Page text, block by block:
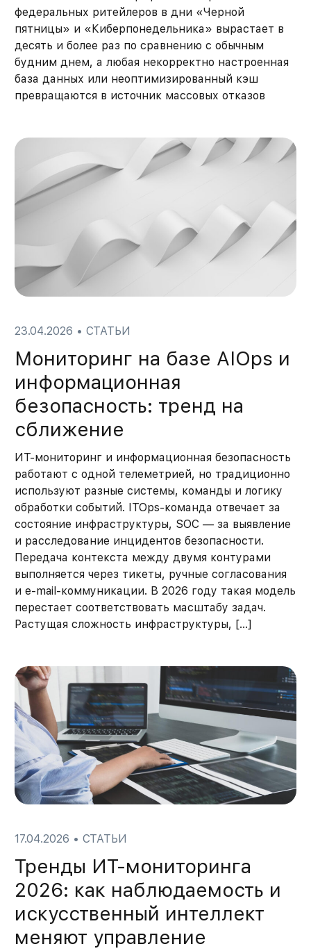
федеральных ритейлеров в дни «Черной
пятницы» и «Киберпонедельника» вырастает в
десять и более раз по сравнению с обычным
будним днем, а любая некорректно настроенная
база данных или неоптимизированный кэш
превращаются в источник массовых отказов
23.04.2026 • СТАТЬИ
Мониторинг на базе AIOps и
информационная
безопасность: тренд на
сближение
ИТ-мониторинг и информационная безопасность
работают с одной телеметрией, но традиционно
используют разные системы, команды и логику
обработки событий. ITOps-команда отвечает за
состояние инфраструктуры, SOC — за выявление
и расследование инцидентов безопасности.
Передача контекста между двумя контурами
выполняется через тикеты, ручные согласования
и e-mail-коммуникации. В 2026 году такая модель
перестает соответствовать масштабу задач.
Растущая сложность инфраструктуры, […]
17.04.2026 • СТАТЬИ
Тренды ИТ-мониторинга
2026: как наблюдаемость и
искусственный интеллект
меняют управление